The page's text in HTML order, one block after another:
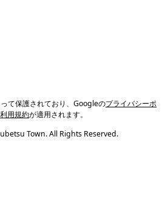
て保護されており、Googleのプライバシーポ
利用規約が適用されます。
Town. All Rights Reserved.